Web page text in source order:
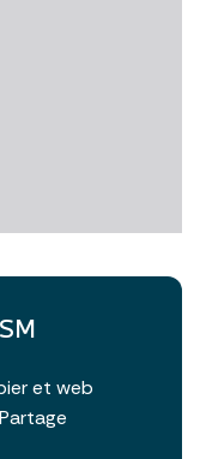
et web